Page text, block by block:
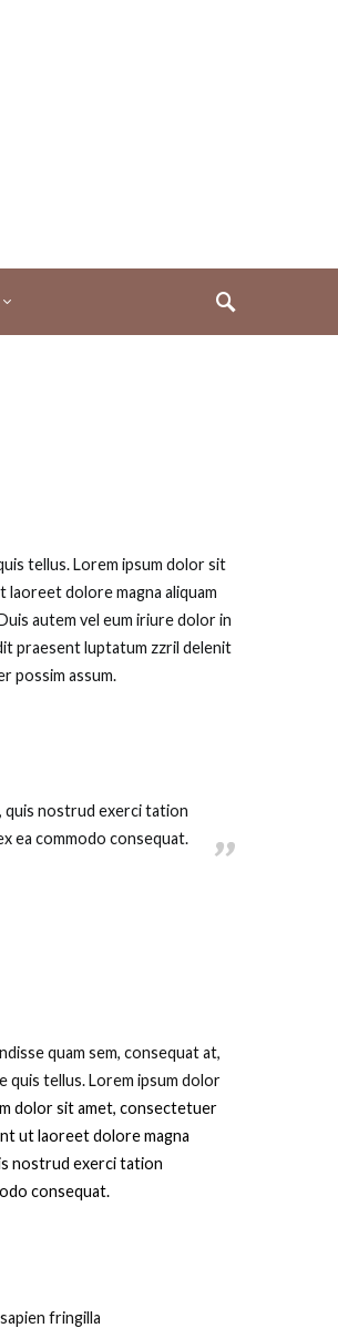
tellus. Lorem ipsum dolor sit
laoreet dolore magna aliquam
autem vel eum iriure dolor in
praesent luptatum zzril delenit
possim assum.
quis nostrud exerci tation
ea commodo consequat.
quam sem, consequat at,
quis tellus. Lorem ipsum dolor
dolor sit amet, consectetuer
ut laoreet dolore magna
nostrud exerci tation
consequat.
fringilla